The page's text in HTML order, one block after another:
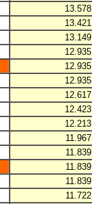
13.578
13.421
13.149
12.935
12.935
12.935
12.617
12.423
12.213
11.967
11.839
11.839
11.839
11.722